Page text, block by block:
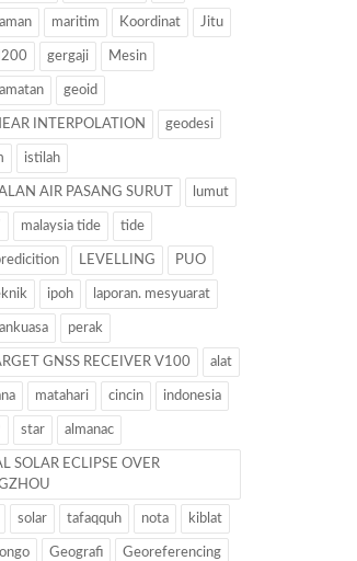
maritim Koordinat Jitu
gergaji Mesin
geoid
INTERPOLATION geodesi
istilah
AIR PASANG SURUT lumut
malaysia tide tide
LEVELLING PUO
ipoh laporan. mesyuarat
perak
GNSS RECEIVER V100 alat
matahari cincin indonesia
star almanac
SOLAR ECLIPSE OVER
solar tafaqquh nota kiblat
Geografi Georeferencing